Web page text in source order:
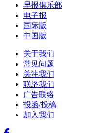
早报俱乐部
电子报
国际版
中国版
关于我们
常见问题
关注我们
联络我们
广告联络
投函/投稿
加入我们